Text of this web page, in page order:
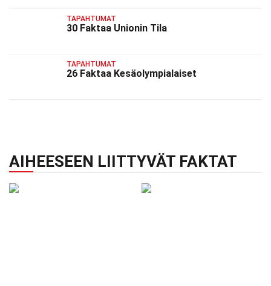
TAPAHTUMAT
30 Faktaa Unionin Tila
TAPAHTUMAT
26 Faktaa Kesäolympialaiset
AIHEESEEN LIITTYVÄT FAKTAT